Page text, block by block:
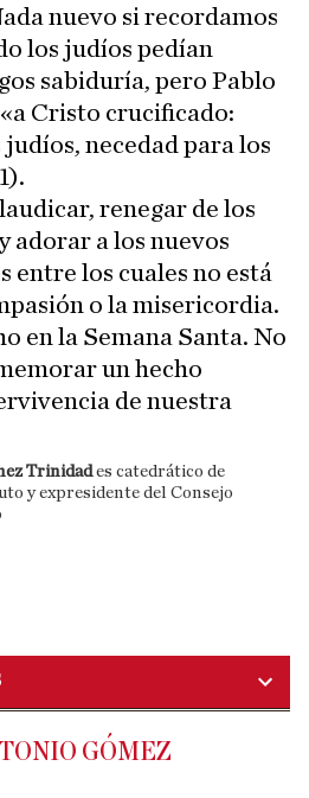
nuevo si recordamos
los judíos pedían
sabiduría, pero Pablo
Cristo crucificado:
necedad para los
renegar de los
adorar a los nuevos
entre los cuales no está
o la misericordia.
en la Semana Santa. No
un hecho
de nuestra
Trinidades catedrático de
y expresidente del Consejo
GÓMEZ